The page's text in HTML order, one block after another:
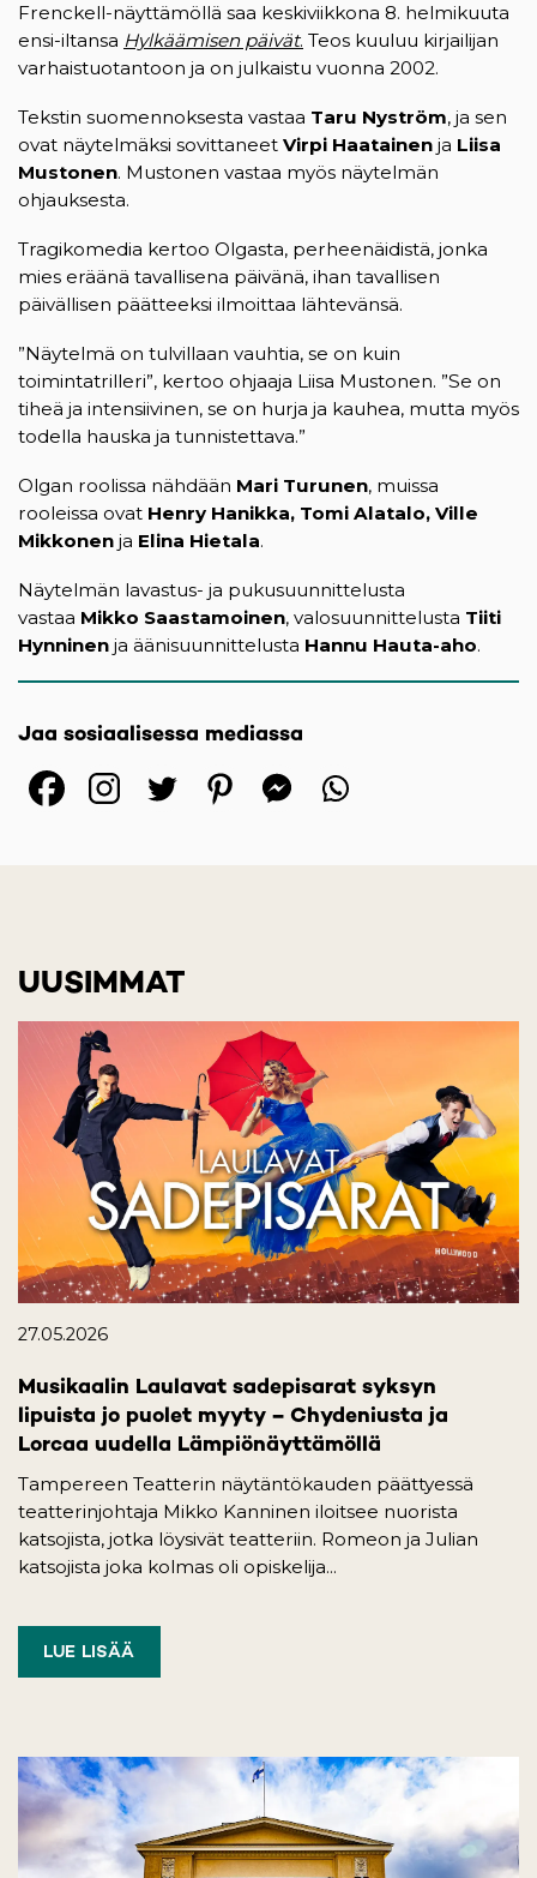
Frenckell-näyttämöllä saa keskiviikkona 8. helmikuuta
ensi-iltansa Hylkäämisen päivät. (opens in a new tab)
Teos kuuluu kirjailijan
varhaistuotantoon ja on julkaistu vuonna 2002.
Tekstin suomennoksesta vastaa Taru Nyström, ja sen
ovat näytelmäksi sovittaneet Virpi Haatainen ja Liisa
Mustonen. Mustonen vastaa myös näytelmän
ohjauksesta.
Tragikomedia kertoo Olgasta, perheenäidistä, jonka
mies eräänä tavallisena päivänä, ihan tavallisen
päivällisen päätteeksi ilmoittaa lähtevänsä.
”Näytelmä on tulvillaan vauhtia, se on kuin
toimintatrilleri”, kertoo ohjaaja Liisa Mustonen. ”Se on
tiheä ja intensiivinen, se on hurja ja kauhea, mutta myös
todella hauska ja tunnistettava.”
Olgan roolissa nähdään Mari Turunen, muissa
rooleissa ovat Henry Hanikka, Tomi Alatalo, Ville
Mikkonen ja Elina Hietala.
Näytelmän lavastus- ja pukusuunnittelusta
vastaa Mikko Saastamoinen, valosuunnittelusta Tiiti
Hynninen ja äänisuunnittelusta Hannu Hauta-aho.
Jaa sosiaalisessa mediassa
(opens in a new tab)
(opens in a new tab)
(opens in a new
(opens in a
UUSIMMAT
27.05.2026
Musikaalin Laulavat sadepisarat syksyn
lipuista jo puolet myyty – Chydeniusta ja
Lorcaa uudella Lämpiönäyttämöllä
Tampereen Teatterin näytäntökauden päättyessä
teatterinjohtaja Mikko Kanninen iloitsee nuorista
katsojista, jotka löysivät teatteriin. Romeon ja Julian
katsojista joka kolmas oli opiskelija...
LUE LISÄÄ